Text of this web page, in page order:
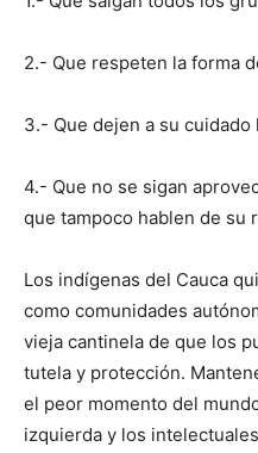
2.- Que respeten la forma
3.- Que dejen a su
4.- Que no se sigan
que tampoco hablen de su
Los indígenas del Cauca
como comunidades
vieja cantinela de que los
tutela y protección.
el peor momento del
izquierda y los